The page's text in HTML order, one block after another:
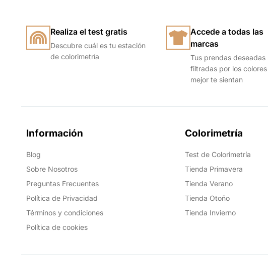
Realiza el test gratis
Descubre cuál es tu estación
de colorimetría
Accede a todas las
marcas
Tus prendas deseadas
filtradas por los
mejor te sientan
Información
Blog
Sobre Nosotros
Preguntas Frecuentes
Política de Privacidad
Términos y condiciones
Política de cookies
Colorimetría
Test de Colorimetría
Tienda Primavera
Tienda Verano
Tienda Otoño
Tienda Invierno